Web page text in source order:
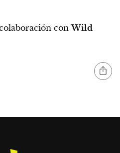
conWild